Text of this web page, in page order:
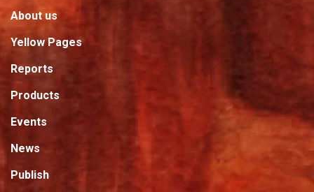
About us
Yellow Pages
Reports
Products
Events
News
Publish